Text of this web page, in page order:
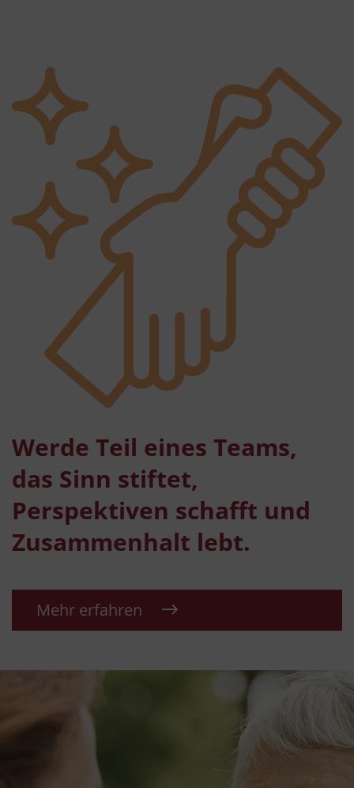
Werde Teil eines Teams,
das Sinn stiftet,
Perspektiven schafft und
Zusammenhalt lebt.
Mehr erfahren